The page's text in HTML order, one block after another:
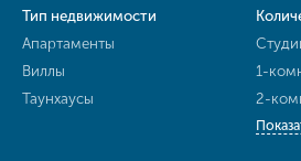
Тип недвижимости
Апартаменты
Виллы
Таунхаусы
1-
2-